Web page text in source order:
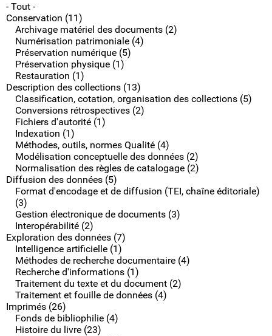
- Tout -
Conservation (11)
Archivage matériel des documents (2)
Numérisation patrimoniale (4)
Préservation numérique (5)
Préservation physique (1)
Restauration (1)
Description des collections (13)
Classification, cotation, organisation des collections (5)
Conversions rétrospectives (2)
Fichiers d'autorité (1)
Indexation (1)
Méthodes, outils, normes Qualité (4)
Modélisation conceptuelle des données (2)
Normalisation des règles de catalogage (2)
Diffusion des données (5)
Format d'encodage et de diffusion (TEI, chaîne éditoriale)
(3)
Gestion électronique de documents (3)
Interopérabilité (2)
Exploration des données (7)
Intelligence artificielle (1)
Méthodes de recherche documentaire (4)
Recherche d'informations (1)
Traitement du texte et du document (2)
Traitement et fouille de données (4)
Imprimés (26)
Fonds de bibliophilie (4)
Histoire du livre (23)